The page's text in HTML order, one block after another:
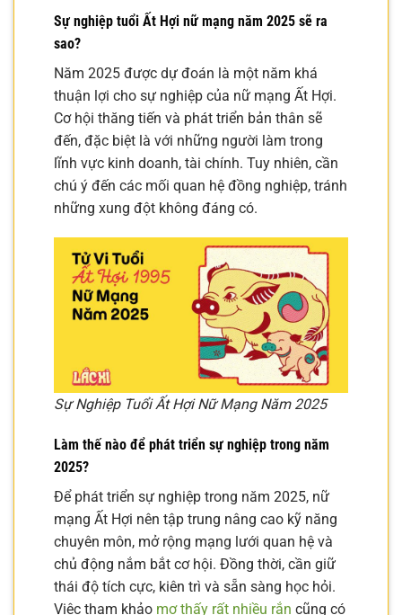
Sự nghiệp tuổi Ất Hợi nữ mạng năm 2025 sẽ ra
sao?
Năm 2025 được dự đoán là một năm khá
thuận lợi cho sự nghiệp của nữ mạng Ất Hợi.
Cơ hội thăng tiến và phát triển bản thân sẽ
đến, đặc biệt là với những người làm trong
lĩnh vực kinh doanh, tài chính. Tuy nhiên, cần
chú ý đến các mối quan hệ đồng nghiệp, tránh
những xung đột không đáng có.
Sự Nghiệp Tuổi Ất Hợi Nữ Mạng Năm 2025
Làm thế nào để phát triển sự nghiệp trong năm
2025?
Để phát triển sự nghiệp trong năm 2025, nữ
mạng Ất Hợi nên tập trung nâng cao kỹ năng
chuyên môn, mở rộng mạng lưới quan hệ và
chủ động nắm bắt cơ hội. Đồng thời, cần giữ
thái độ tích cực, kiên trì và sẵn sàng học hỏi.
Việc tham khảo mơ thấy rất nhiều rắn cũng có